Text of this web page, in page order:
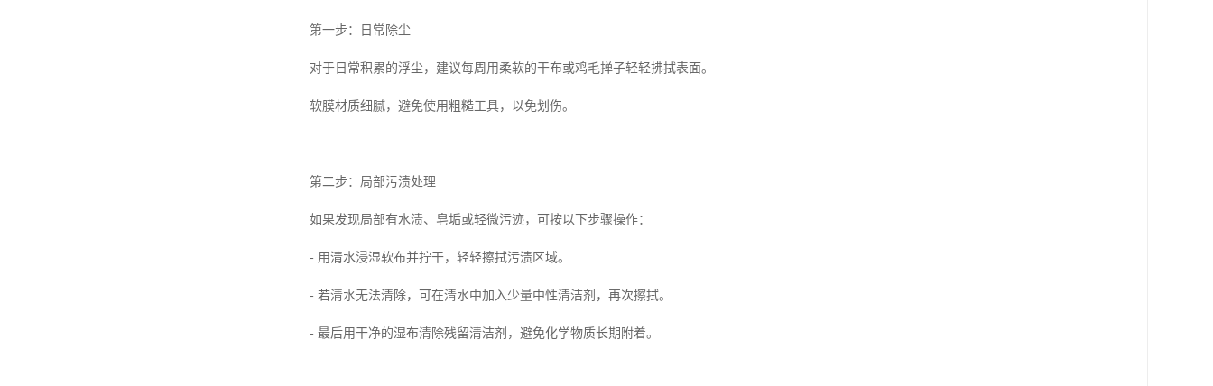
第一步：日常除尘
对于日常积累的浮尘，建议每周用柔软的干布或鸡毛掸子轻轻拂拭表面。
软膜材质细腻，避免使用粗糙工具，以免划伤。
第二步：局部污渍处理
如果发现局部有水渍、皂垢或轻微污迹，可按以下步骤操作：
- 用清水浸湿软布并拧干，轻轻擦拭污渍区域。
- 若清水无法清除，可在清水中加入少量中性清洁剂，再次擦拭。
- 最后用干净的湿布清除残留清洁剂，避免化学物质长期附着。